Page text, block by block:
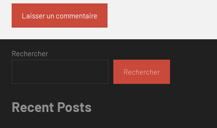
Rechercher
Rechercher
Recent Posts